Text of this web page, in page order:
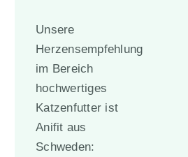
Unsere
Herzensempfehlung
im Bereich
hochwertiges
Katzenfutter ist
Anifit aus
Schweden: